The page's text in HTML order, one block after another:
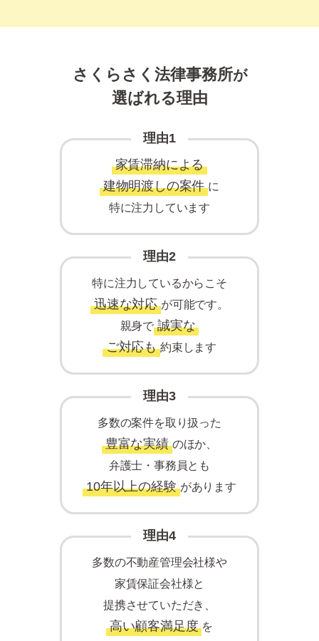
さくらさく法律事務所が
選ばれる理由
理由1
家賃滞納による
建物明渡しの案件 に
特に注力しています
理由2
特に注力しているからこそ
迅速な対応 が可能です。
親身で 誠実な
ご対応も 約束します
理由3
多数の案件を取り扱った
豊富な実績 のほか、
弁護士・事務員とも
10年以上の経験 があります
理由4
多数の不動産管理会社様や
家賃保証会社様と
提携させていただき、
高い顧客満足度 を